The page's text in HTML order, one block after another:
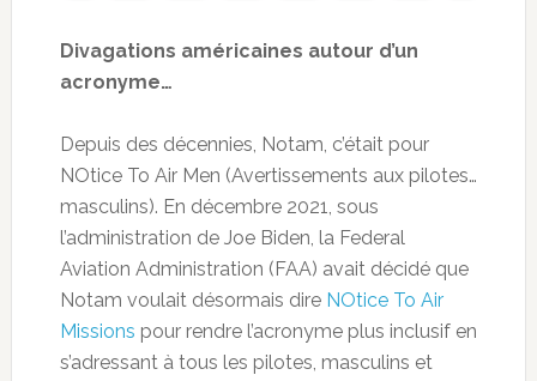
Divagations américaines autour d’un
acronyme…
Depuis des décennies, Notam, c’était pour
NOtice To Air Men (Avertissements aux pilotes…
masculins). En décembre 2021, sous
l’administration de Joe Biden, la Federal
Aviation Administration (FAA) avait décidé que
Notam voulait désormais dire NOtice To Air
Missions pour rendre l’acronyme plus inclusif en
s’adressant à tous les pilotes, masculins et